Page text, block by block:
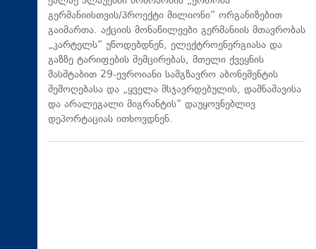
გერმანიისთვის/პროექტი მილიონი“ ორგანიზებით
გაიმართა. აქციის მონაწილეები გერმანიის მთავრობას
„კარტელს“ უწოდებდნენ, ელექტროენერგიასა და
გაზზე ტარიფების შემცირებას, მთელი ქვეყნის
მასშტაბით 29-ევროიანი სამგზავრო აბონემენტის
შემოღებასა და „ყველა მსჯავრდებულის, დამნაშავისა
და არალეგალი მიგრანტის“ დაუყოვნებლივ
დეპორტაციას ითხოვდნენ.